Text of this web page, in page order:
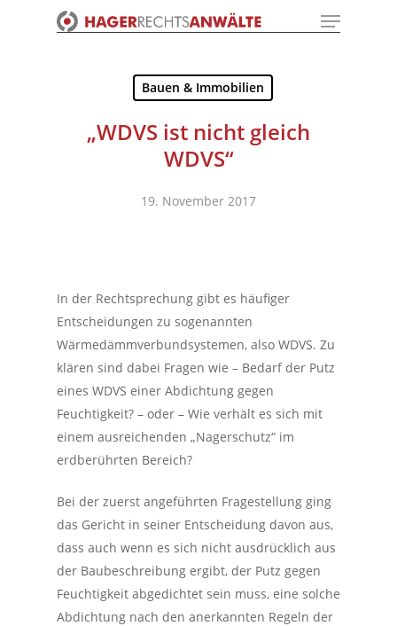
Menu
Bauen & Immobilien
„WDVS ist nicht gleich
WDVS“
19. November 2017
In der Rechtsprechung gibt es häufiger
Entscheidungen zu sogenannten
Wärmedämmverbundsystemen, also WDVS. Zu
klären sind dabei Fragen wie – Bedarf der Putz
eines WDVS einer Abdichtung gegen
Feuchtigkeit? – oder – Wie verhält es sich mit
einem ausreichenden „Nagerschutz“ im
erdberührten Bereich?
Bei der zuerst angeführten Fragestellung ging
das Gericht in seiner Entscheidung davon aus,
dass auch wenn es sich nicht ausdrücklich aus
der Baubeschreibung ergibt, der Putz gegen
Feuchtigkeit abgedichtet sein muss, eine solche
Abdichtung nach den anerkannten Regeln der